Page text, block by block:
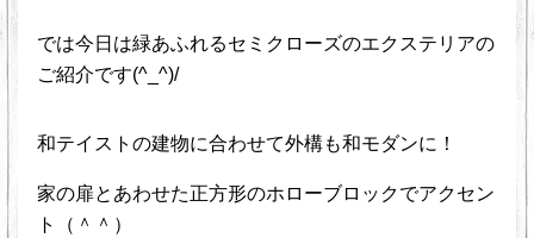
では今日は緑あふれるセミクローズのエクステリアの
ご紹介です(^_^)/
和テイストの建物に合わせて外構も和モダンに！
家の扉とあわせた正方形のホローブロックでアクセン
ト（＾＾）